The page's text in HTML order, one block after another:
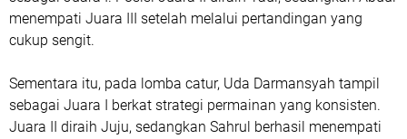
menempati Juara III setelah melalui pertandingan yang
cukup sengit.
Sementara itu, pada lomba catur, Uda Darmansyah tampil
sebagai Juara I berkat strategi permainan yang konsisten.
Juara II diraih Juju, sedangkan Sahrul berhasil menempati